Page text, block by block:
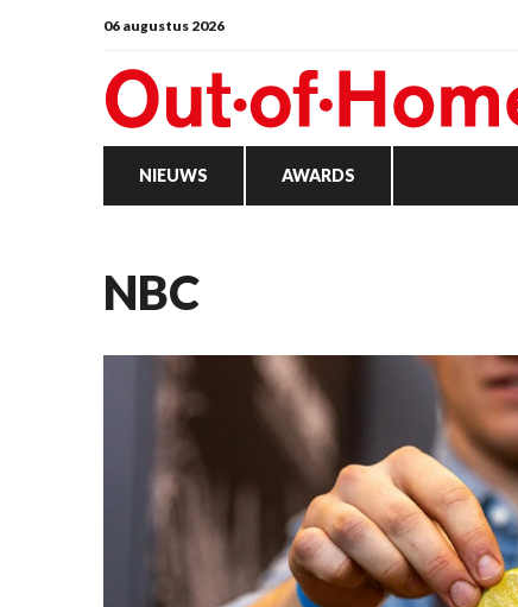
06 augustus 2026
NIEUWS AWARDS
NBC